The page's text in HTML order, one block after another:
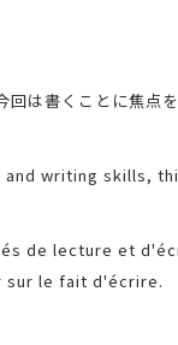
回は書くことに焦点
and writing skills,
de lecture et
sur le fait d'écrire.